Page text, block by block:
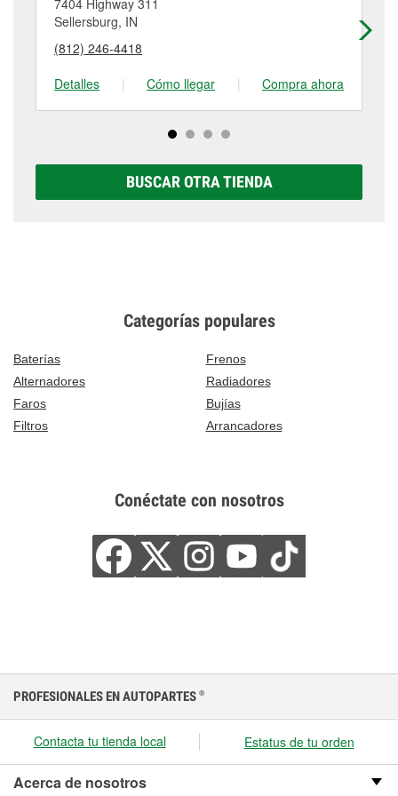
tambores de freno, tienen un pequeño costo que
tienda #1679 para obtener más información.
Sellersburg, IN
(812) 246-4418
Detalles
| Cómo llegar | Compra ahora
BUSCAR OTRA TIENDA
Categorías populares
Baterías
Frenos
Alternadores
Radiadores
Faros
Bujías
Filtros
Arrancadores
Conéctate con nosotros
PROFESIONALES EN AUTOPARTES ®
Contacta tu tienda local Estatus de tu orden
Acerca de nosotros